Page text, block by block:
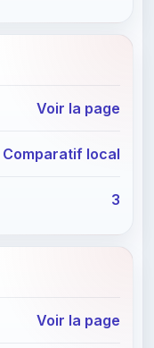
Voir la page
Comparatif local
3
Voir la page